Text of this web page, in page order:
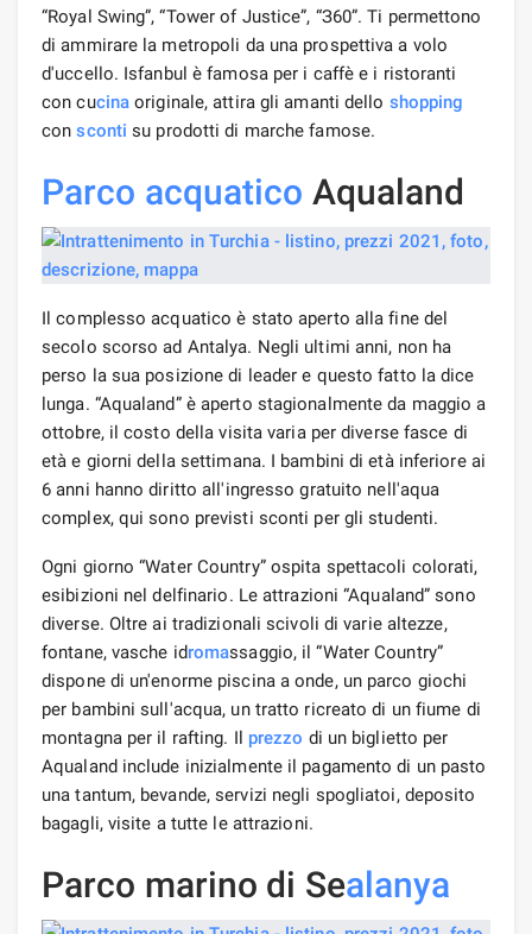
“Royal Swing”, “Tower of Justice”, “З60”. Ti permettono
di ammirare la metropoli da una prospettiva a volo
d'uccello. Isfanbul è famosa per i caffè e i ristoranti
con cucina originale, attira gli amanti dello shopping
consconti su prodotti di marche famose.
Parco acquatico Aqualand
Il complesso acquatico è stato aperto alla fine del
secolo scorso ad Antalya. Negli ultimi anni, non ha
perso la sua posizione di leader e questo fatto la dice
lunga. “Aqualand” è aperto stagionalmente da maggio a
ottobre, il costo della visita varia per diverse fasce di
età e giorni della settimana. I bambini di età inferiore ai
6 anni hanno diritto all'ingresso gratuito nell'aqua
complex, qui sono previsti sconti per gli studenti.
Ogni giorno “Water Country” ospita spettacoli colorati,
esibizioni nel delfinario. Le attrazioni “Aqualand” sono
diverse. Oltre ai tradizionali scivoli di varie altezze,
fontane, vasche idromassaggio, il “Water Country”
dispone di un'enorme piscina a onde, un parco giochi
per bambini sull'acqua, un tratto ricreato di un fiume di
montagna per il rafting. Il prezzo di un biglietto per
Aqualand include inizialmente il pagamento di un pasto
una tantum, bevande, servizi negli spogliatoi, deposito
bagagli, visite a tutte le attrazioni.
Parco marino di Sealanya